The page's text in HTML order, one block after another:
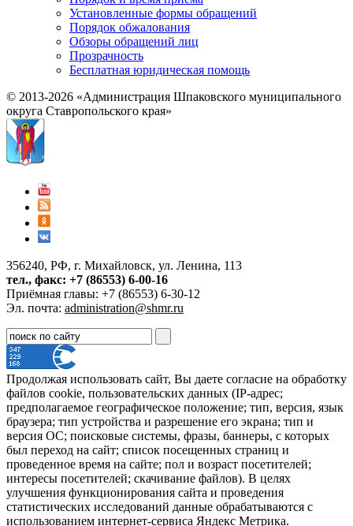
Установленные формы обращений
Порядок обжалования
Обзоры обращений лиц
Прозрачность
Бесплатная юридическая помощь
© 2013-2026 «Администрация Шпаковского муниципального
округа Ставропольского края»
356240, РФ, г. Михайловск, ул. Ленина, 113
тел., факс: +7 (86553) 6-00-16
Приёмная главы: +7 (86553) 6-30-12
Эл. почта: administration@shmr.ru
Продолжая использовать сайт, Вы даете согласие на обработку
файлов cookie, пользовательских данных (IP-адрес;
предполагаемое географическое положение; тип, версия, язык
браузера; тип устройства и разрешение его экрана; тип и
версия ОС; поисковые системы, фразы, баннеры, с которых
был переход на сайт; список посещенных страниц и
проведенное время на сайте; пол и возраст посетителей;
интересы посетителей; скачивание файлов). В целях
улучшения функционирования сайта и проведения
статистических исследований данные обрабатываются с
использованием интернет-сервиса Яндекс Метрика.